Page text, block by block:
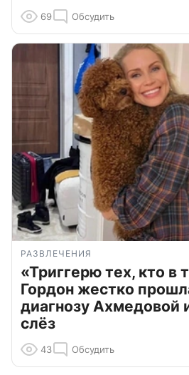
69 Обсудить
РАЗВЛЕЧЕНИЯ
«Триггерю тех, кто в
Гордон жестко
диагнозу Ахмедовой
слёз
43 Обсудить